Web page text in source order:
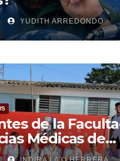
YUDITH ARREDONDO
de la
Médicas de
realizan